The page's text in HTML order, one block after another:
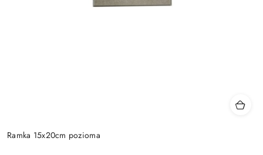
Ramka 15x20cm pozioma